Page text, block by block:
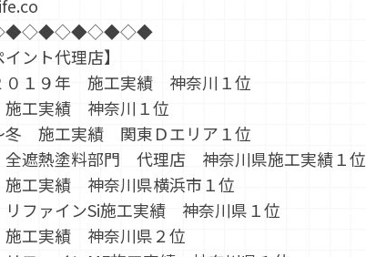
ント代理店】
０１９年 施工実績 神奈川１位
工実績 神奈川１位
冬 施工実績 関東Ｄエリア１位
遮熱塗料部門 代理店 神奈川県施工実績１位
工実績 神奈川県横浜市１位
ファインSi施工実績 神奈川県１位
工実績 神奈川県２位